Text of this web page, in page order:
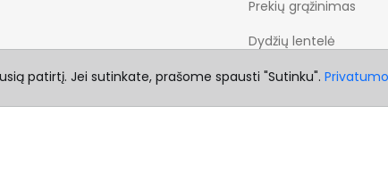
Prekių grąžinimas
Dydžių lentelė
patirtį. Jei sutinkate, prašome spausti "Sutinku".